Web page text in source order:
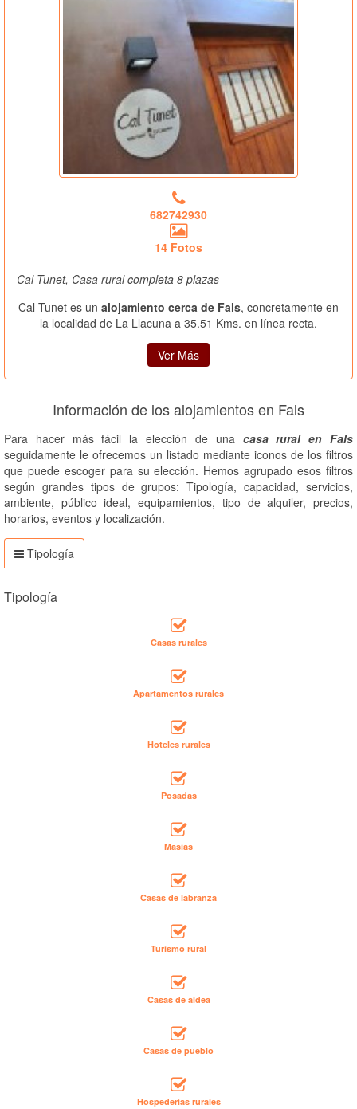
682742930
14 Fotos
Cal Tunet, Casa rural completa 8 plazas
Cal Tunet es un alojamiento cerca de Fals, concretamente en
la localidad de La Llacuna a 35.51 Kms. en línea recta.
Ver Más
Información de los alojamientos en Fals
Para hacer más fácil la elección de una casa rural en Fals
seguidamente le ofrecemos un listado mediante iconos de los filtros
que puede escoger para su elección. Hemos agrupado esos filtros
según grandes tipos de grupos: Tipología, capacidad, servicios,
ambiente, público ideal, equipamientos, tipo de alquiler, precios,
horarios, eventos y localización.
Tipología
Tipología
Casas rurales
Apartamentos rurales
Hoteles rurales
Posadas
Masías
Casas de labranza
Turismo rural
Casas de aldea
Casas de pueblo
Hospederías rurales